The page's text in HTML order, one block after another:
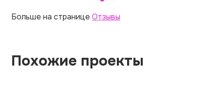
Больше на странице Отзывы
Похожие проекты